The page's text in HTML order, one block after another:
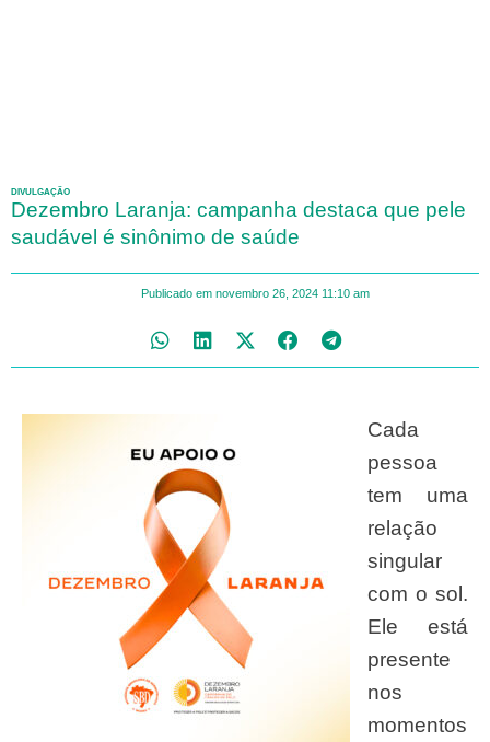
DIVULGAÇÃO
Dezembro Laranja: campanha destaca que pele
saudável é sinônimo de saúde
Publicado em novembro 26, 2024 11:10 am
Cada
pessoa
tem uma
relação
singular
com o sol.
Ele está
presente
nos
momentos